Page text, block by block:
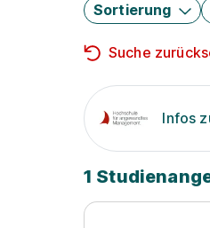
Sortierung
Suche
Infos
1